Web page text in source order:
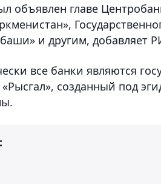
объявлен главе
и другим, добавляет
все банки являются
«Рысгал», созданный под